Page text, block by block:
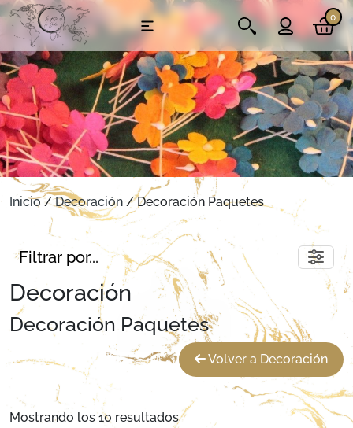
0
Inicio/Decoración / Decoración Paquetes
Filtrar por...
Decoración
Decoración Paquetes
Volver a Decoración
Mostrando los 10 resultadosOrdenado por los últimos